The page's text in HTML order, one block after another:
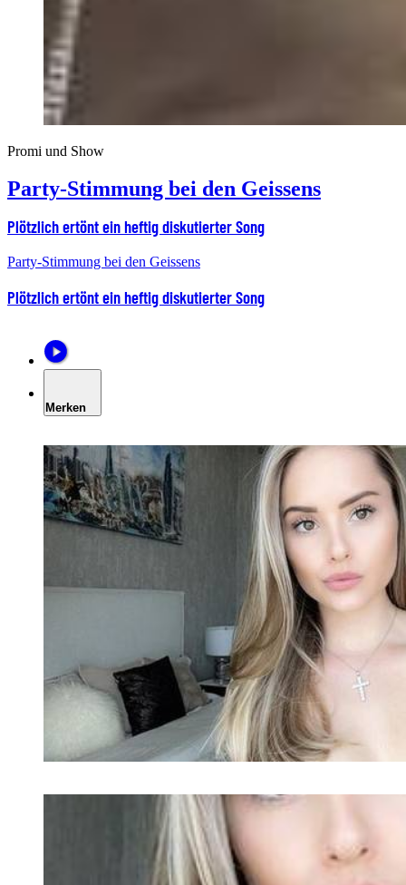
Promi und Show
Party-Stimmung bei den Geissens
Plötzlich ertönt ein heftig diskutierter Song
Party-Stimmung bei den Geissens
Plötzlich ertönt ein heftig diskutierter Song
Merken